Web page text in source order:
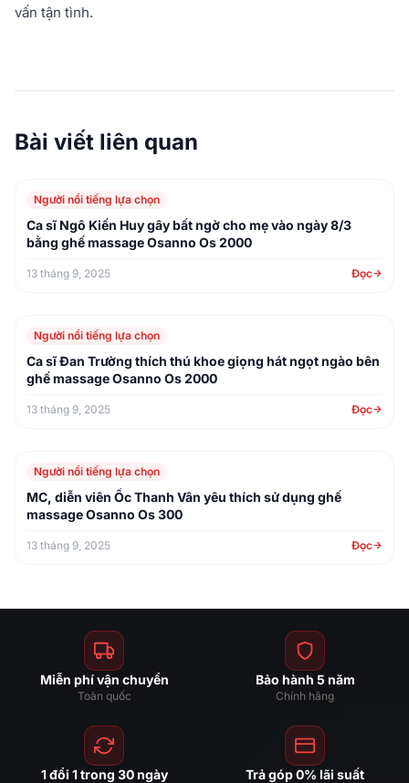
vấn tận tình.
Bài viết liên quan
Người nổi tiếng lựa chọn
Ca sĩ Ngô Kiến Huy gây bất ngờ cho mẹ vào ngày 8/3
bằng ghế massage Osanno Os 2000
13 tháng 9, 2025 Đọc
Người nổi tiếng lựa chọn
Ca sĩ Đan Trường thích thú khoe giọng hát ngọt ngào bên
ghế massage Osanno Os 2000
13 tháng 9, 2025 Đọc
Người nổi tiếng lựa chọn
MC, diễn viên Ốc Thanh Vân yêu thích sử dụng ghế
massage Osanno Os 300
13 tháng 9, 2025 Đọc
Miễn phí vận chuyển
Toàn quốc
Bảo hành 5 năm
Chính hãng
1 đổi 1 trong 30 ngày Trả góp 0% lãi suất